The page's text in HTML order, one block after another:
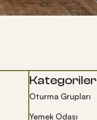
Kategoriler
Oturma Grupları
Yemek Odası